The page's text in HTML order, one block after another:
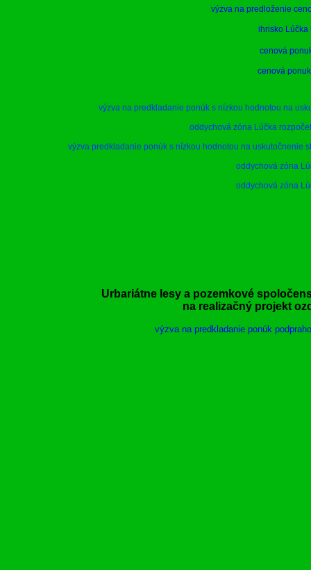
výzva na predloženie
ihrisko Lúčka
cenová
cenová
výzva na predkladanie ponúk s nízkou hodnotou na
oddychová zóna Lúčka
výzva predkladanie ponúk s nízkou hodnotou na uskutočnenie
oddychová zóna
oddychová zóna
Urbariátne lesy a pozemkové
na realizačný projekt
výzva na predkladanie ponúk